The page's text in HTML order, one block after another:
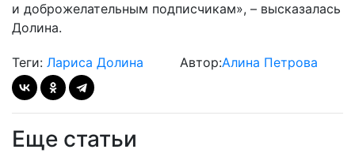
и доброжелательным подписчикам», – высказалась
Долина.
Теги: Лариса Долина Автор:Алина Петрова
Еще статьи